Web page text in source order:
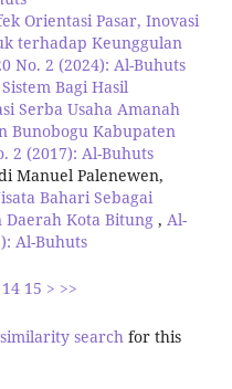
Orientasi Pasar, Inovasi
terhadap Keunggulan
No. 2 (2024): Al-Buhuts
Bagi Hasil
Serba Usaha Amanah
Bunobogu Kabupaten
2 (2017): Al-Buhuts
Manuel Palenewen,
Bahari Sebagai
Daerah Kota Bitung , Al-
Al-Buhuts
14 15 > >>
search for this